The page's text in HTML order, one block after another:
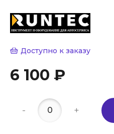
Доступно к заказу
6 100 ₽
- +